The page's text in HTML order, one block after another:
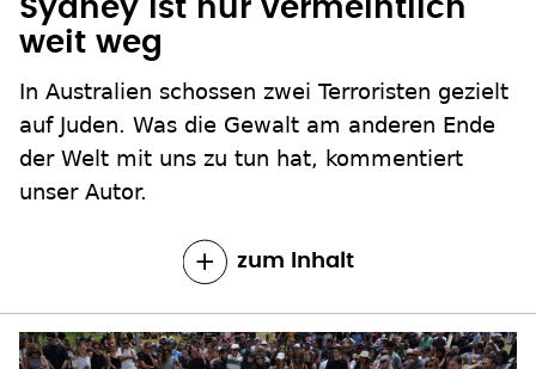
Sydney ist nur vermeintlich
weit weg
In Australien schossen zwei Terroristen gezielt
auf Juden. Was die Gewalt am anderen Ende
der Welt mit uns zu tun hat, kommentiert
unser Autor.
zum Inhalt